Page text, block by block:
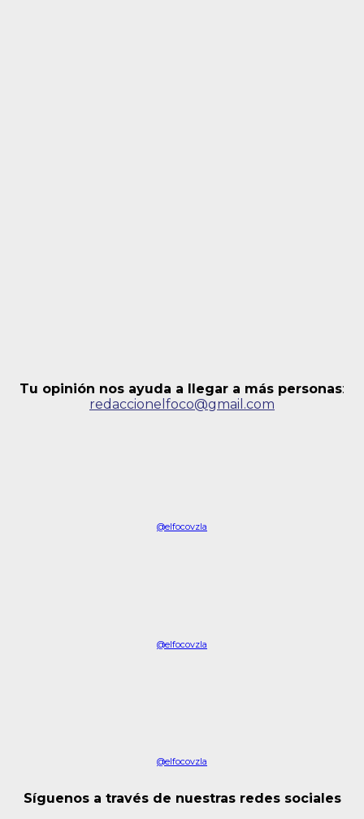
Tu opinión nos ayuda a llegar a más personas:
redaccionelfoco@gmail.com
@elfocovzla
@elfocovzla
@elfocovzla
Síguenos a través de nuestras redes sociales